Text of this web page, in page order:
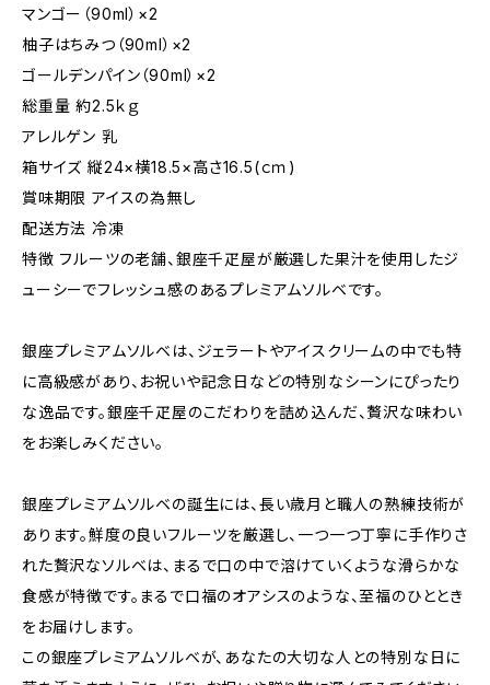
マンゴー（90ml）×2
柚子はちみつ（90ml）×2
ゴールデンパイン（90ml）×2
総重量 約2.5ｋｇ
アレルゲン 乳
箱サイズ 縦24×横18.5×高さ16.5(ｃｍ)
賞味期限 アイスの為無し
配送方法 冷凍
特徴 フルーツの老舗、銀座千疋屋が厳選した果汁を使用したジ
ューシーでフレッシュ感のあるプレミアムソルベです。
銀座プレミアムソルベは、ジェラートやアイスクリームの中でも特
に高級感があり、お祝いや記念日などの特別なシーンにぴったり
な逸品です。銀座千疋屋のこだわりを詰め込んだ、贅沢な味わい
をお楽しみください。
銀座プレミアムソルベの誕生には、長い歳月と職人の熟練技術が
あります。鮮度の良いフルーツを厳選し、一つ一つ丁寧に手作りさ
れた贅沢なソルベは、まるで口の中で溶けていくような滑らかな
食感が特徴です。まるで口福のオアシスのような、至福のひととき
をお届けします。
この銀座プレミアムソルベが、あなたの大切な人との特別な日に